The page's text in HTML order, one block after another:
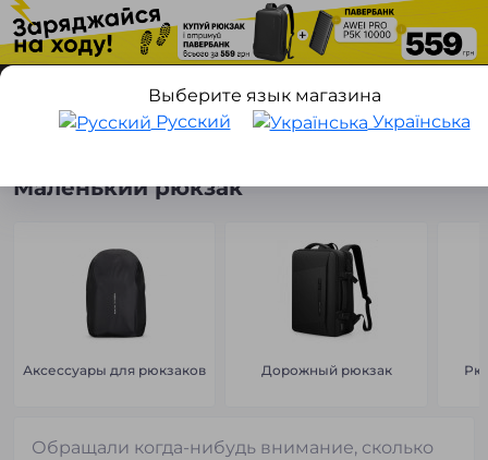
Маленький рюкзак
Выберите язык магазина
Русский
Українська
Аксессуары для рюкзаков Дорожный рюкзак
Обращали когда-нибудь внимание, сколько